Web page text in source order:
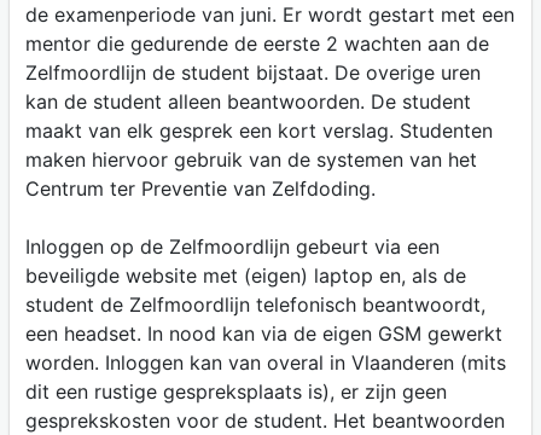
de examenperiode van juni. Er wordt gestart met een
mentor die gedurende de eerste 2 wachten aan de
Zelfmoordlijn de student bijstaat. De overige uren
kan de student alleen beantwoorden. De student
maakt van elk gesprek een kort verslag. Studenten
maken hiervoor gebruik van de systemen van het
Centrum ter Preventie van Zelfdoding.
Inloggen op de Zelfmoordlijn gebeurt via een
beveiligde website met (eigen) laptop en, als de
student de Zelfmoordlijn telefonisch beantwoordt,
een headset. In nood kan via de eigen GSM gewerkt
worden. Inloggen kan van overal in Vlaanderen (mits
dit een rustige gespreksplaats is), er zijn geen
gesprekskosten voor de student. Het beantwoorden